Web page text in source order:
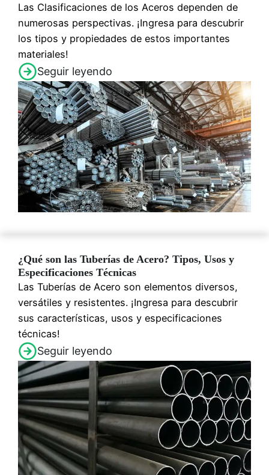
Las Clasificaciones de los Aceros dependen de
numerosas perspectivas. ¡Ingresa para descubrir
los tipos y propiedades de estos importantes
materiales!
Seguir leyendo
¿Qué son las Tuberías de Acero? Tipos, Usos y
Especificaciones Técnicas
Las Tuberías de Acero son elementos diversos,
versátiles y resistentes. ¡Ingresa para descubrir
sus características, usos y especificaciones
técnicas!
Seguir leyendo